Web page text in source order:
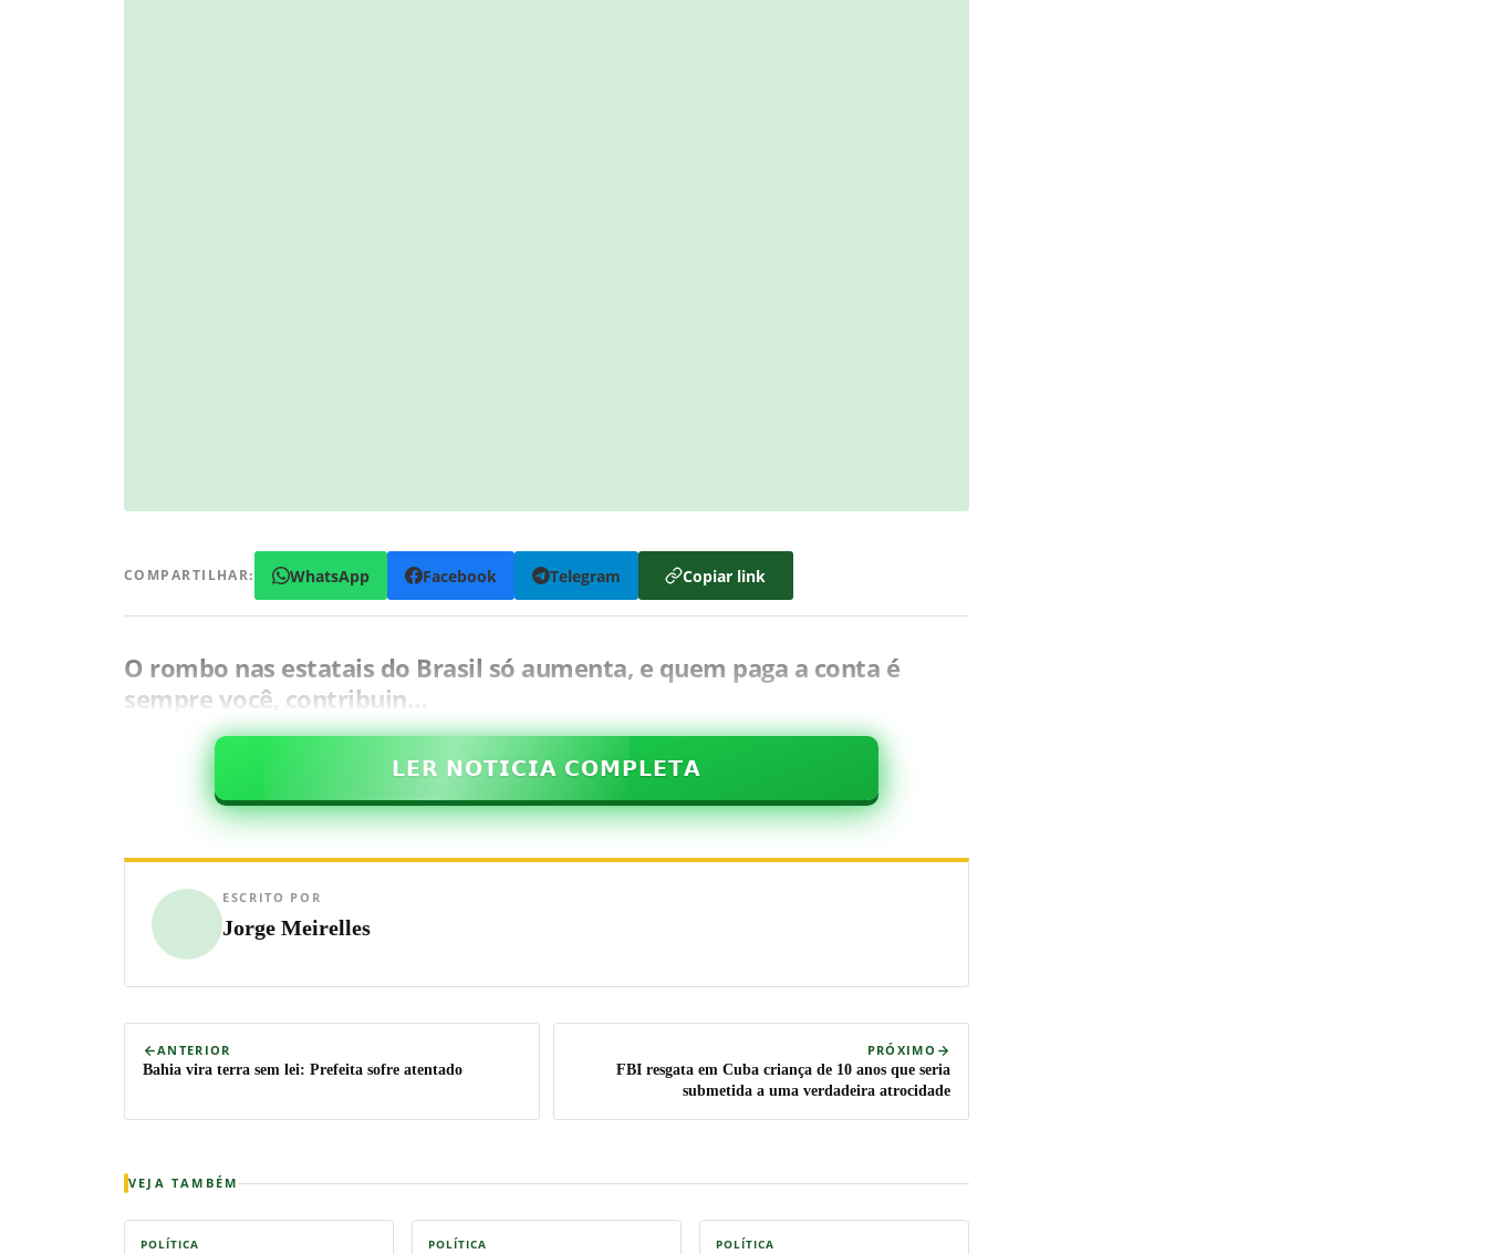
COMPARTILHAR: WhatsApp Facebook Telegram Copiar link
O rombo nas estatais do Brasil só aumenta, e quem paga a conta é
sempre você, contribuin…
𝗟𝗘𝗥 𝗡𝗢𝗧𝗜𝗖𝗜𝗔 𝗖𝗢𝗠𝗣𝗟𝗘𝗧𝗔
ESCRITO POR
Jorge Meirelles
ANTERIOR
Bahia vira terra sem lei: Prefeita sofre atentado
PRÓXIMO
FBI resgata em Cuba criança de 10 anos que seria
submetida a uma verdadeira atrocidade
VEJA TAMBÉM
POLÍTICA POLÍTICA POLÍTICA